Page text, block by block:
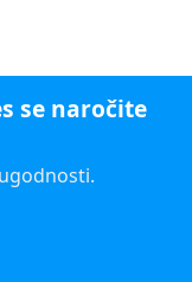
se naročite